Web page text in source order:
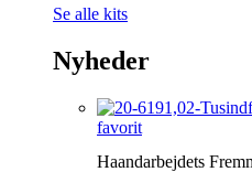
Se alle kits
Nyheder
favorit
Haandarbejdets